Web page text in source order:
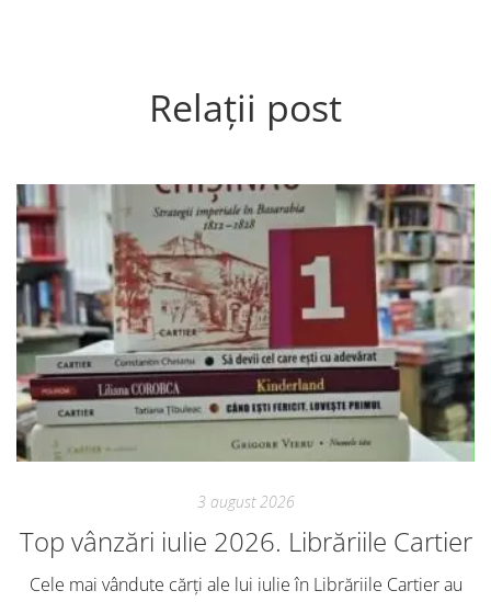
Relații post
3 august 2026
Top vânzări iulie 2026. Librăriile Cartier
Cele mai vândute cărți ale lui iulie în Librăriile Cartier au